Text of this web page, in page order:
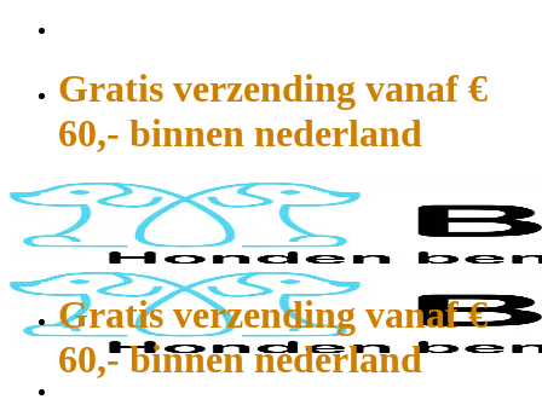
Gratis verzending vanaf €
60,- binnen nederland
Gratis verzending vanaf €
60,- binnen nederland